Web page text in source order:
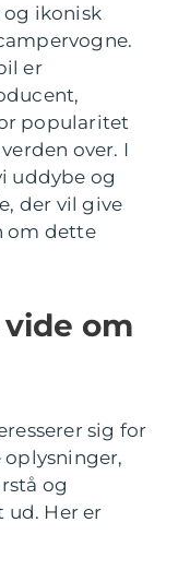
og ikonisk
er
popularitet
over. I
uddybe og
der vil give
om dette
om
sig for
oplysninger,
og
Her er